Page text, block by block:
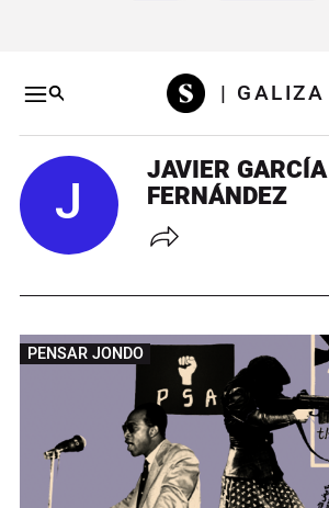
| GALIZA
J JAVIER GARCÍA
FERNÁNDEZ
PENSAR JONDO